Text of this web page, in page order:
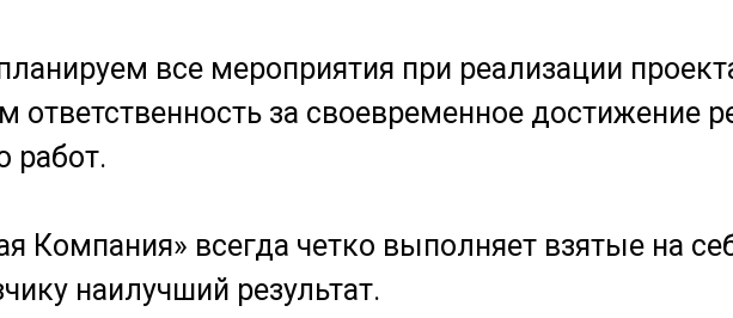
все мероприятия при реализации
ответственность за своевременное достижение
работ.
Компания» всегда четко выполняет взятые на
наилучший результат.